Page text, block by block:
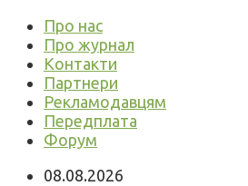
Про нас
Про журнал
Контакти
Партнери
Рекламодавцям
Передплата
Форум
08.08.2026